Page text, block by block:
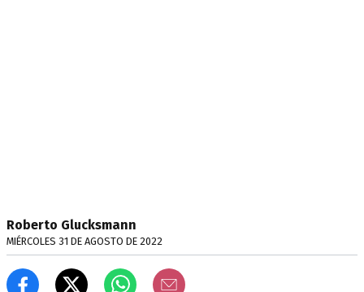
Roberto Glucksmann
MIÉRCOLES 31 DE AGOSTO DE 2022